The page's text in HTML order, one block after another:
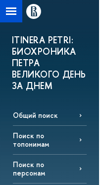
ITINERA PETRI:
БИОХРОНИКА
ПЕТРА
ВЕЛИКОГО ДЕНЬ
ЗА ДНЕМ
Общий поиск
Поиск по
топонимам
Поиск по
персонам